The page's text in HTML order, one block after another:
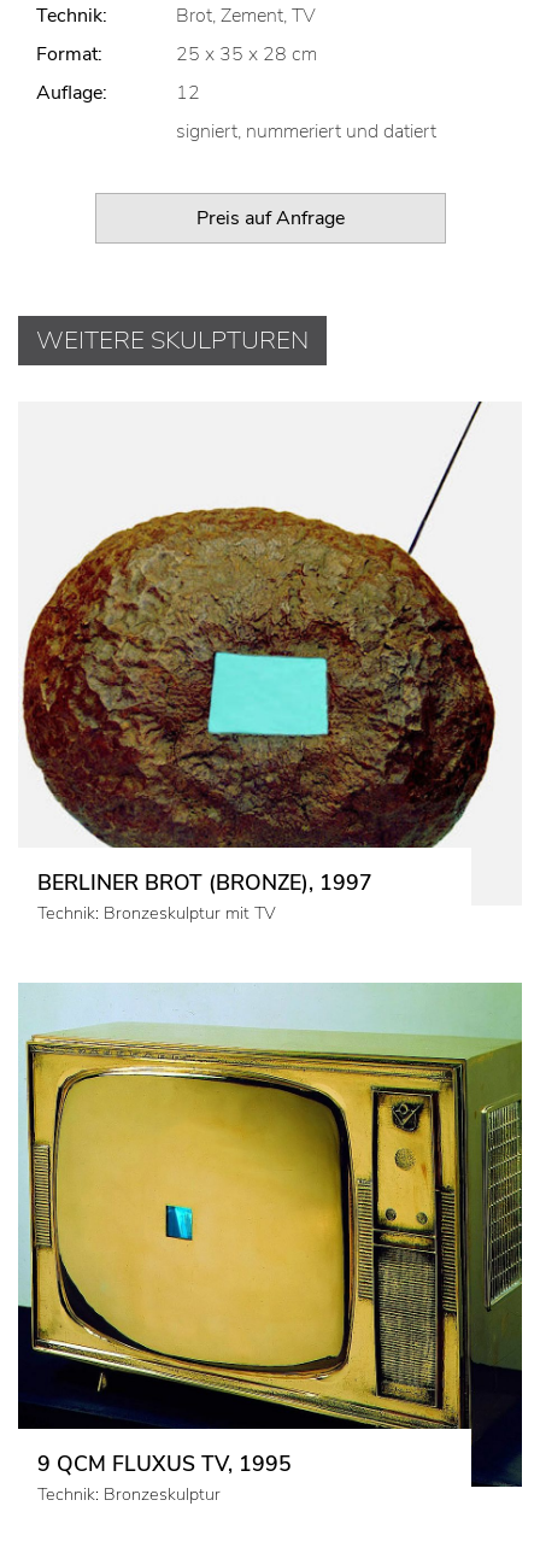
Technik:
Brot, Zement, TV
Format:
25 x 35 x 28 cm
Auflage:
12
signiert, nummeriert und datiert
Preis auf Anfrage
WEITERE SKULPTUREN
BERLINER BROT (BRONZE), 1997
Technik: Bronzeskulptur mit TV
9 QCM FLUXUS TV, 1995
Technik: Bronzeskulptur